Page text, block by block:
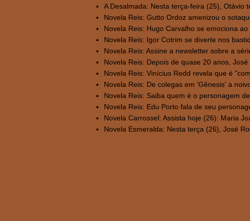
A Desalmada: Nesta terça-feira (25), Otávio
Novela Reis: Gutto Ordoz amenizou o
Novela Reis: Hugo Carvalho se emociona ao
Novela Reis: Igor Cotrim se diverte nos
Novela Reis: Assine a newsletter sobre a
Novela Reis: Depois de quase 20 anos, José
Novela Reis: Vinícius Redd revela que é
Novela Reis: De colegas em 'Gênesis' a
Novela Reis: Saiba quem é o personagem de
Novela Reis: Edu Porto fala de seu
Novela Carrossel: Assista hoje (26): Maria
Novela Esmeralda: Nesta terça (26), José